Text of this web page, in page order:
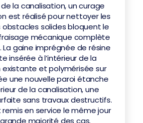
la canalisation, un curage
est réalisé pour nettoyer les
obstacles solides bloquent le
mécanique complète
gaine imprégnée de résine
insérée à l’intérieur de la
existante et polymérisée sur
une nouvelle paroi étanche
de la canalisation, une
sans travaux destructifs.
remis en service le même jour
majorité des cas.